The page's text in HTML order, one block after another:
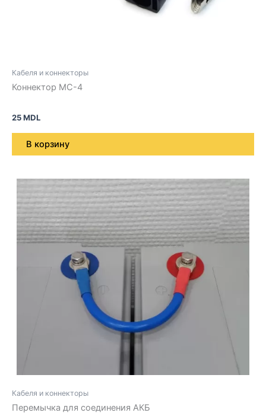
Кабеля и коннекторы
Коннектор МС-4
25MDL
В корзину
Кабеля и коннекторы
Перемычка для соединения АКБ